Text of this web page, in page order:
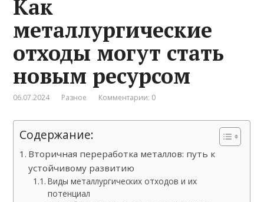
Как
металлургические
отходы могут стать
новым ресурсом
06.07.2024 Разное Комментарии: 0
Содержание:
Вторичная переработка металлов: путь к
устойчивому развитию
Виды металлургических отходов и их
потенциал